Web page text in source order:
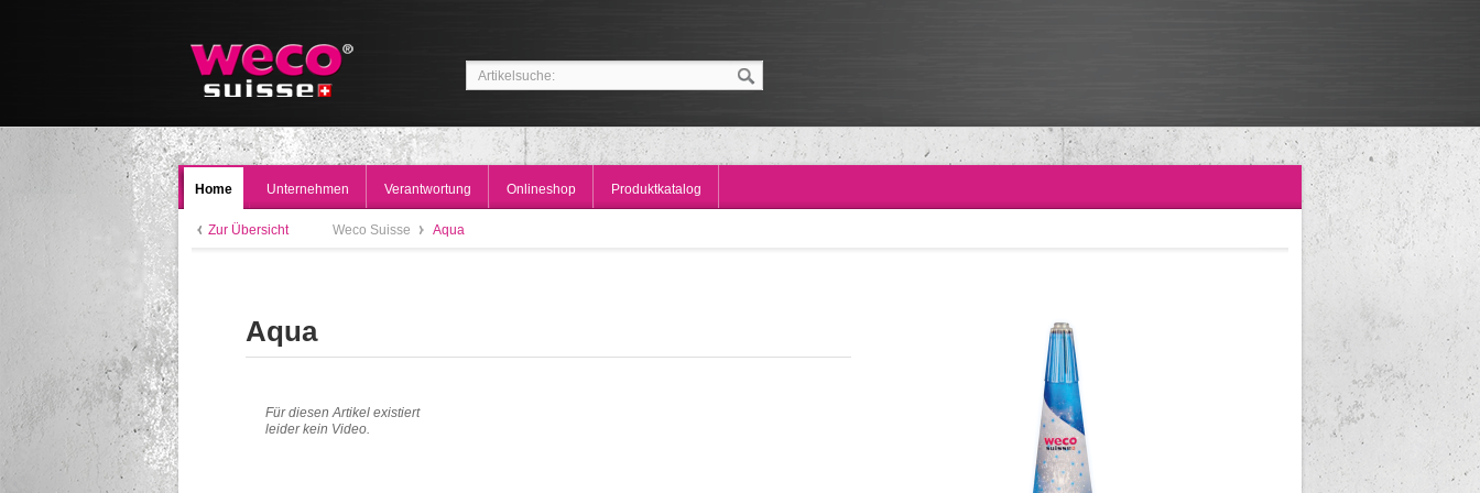
Home Unternehmen Verantwortung Onlineshop Produktkatalog
Zur Übersicht Weco Suisse Aqua
Aqua
Für diesen Artikel existiert
leider kein Video.